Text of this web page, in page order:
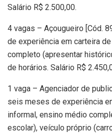
Salário R$ 2.500,00.
4 vagas – Açougueiro [Cód.
de experiência em carteira
completo (apresentar
de horários. Salário R$
1 vaga – Agenciador de
seis meses de experiência
informal, ensino médio
escolar), veículo próprio